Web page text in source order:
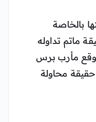
بالخاصة
ماتم تداوله
مأرب برس
محاولة